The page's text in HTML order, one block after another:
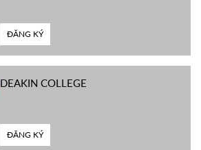
ĐĂNG KÝ
DEAKIN COLLEGE
ĐĂNG KÝ